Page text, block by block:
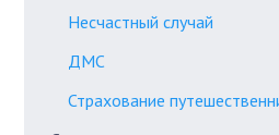
Несчастный случай
ДМС
Страхование